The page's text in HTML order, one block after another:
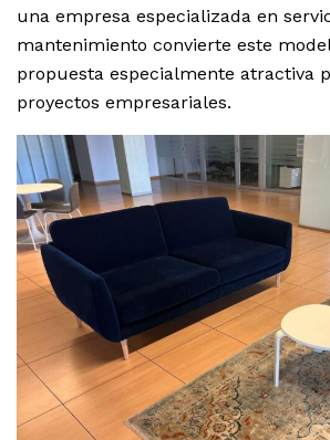
una empresa especializada en
mantenimiento convierte este
propuesta especialmente atractiva
proyectos empresariales.